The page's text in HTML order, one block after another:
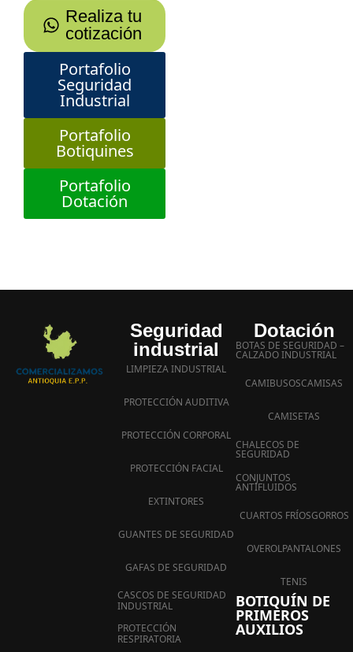
Realiza tu
cotización
Portafolio
Seguridad
Industrial
Portafolio
Botiquines
Portafolio
Dotación
Seguridad
industrial
LIMPIEZA INDUSTRIAL
PROTECCIÓN AUDITIVA
PROTECCIÓN CORPORAL
PROTECCIÓN FACIAL
EXTINTORES
GUANTES DE SEGURIDAD
GAFAS DE SEGURIDAD
CASCOS DE SEGURIDAD
INDUSTRIAL
PROTECCIÓN
RESPIRATORIA
Dotación
BOTAS DE SEGURIDAD –
CALZADO INDUSTRIAL
CAMIBUSOSCAMISAS
CAMISETAS
CHALECOS DE
SEGURIDAD
CONJUNTOS
ANTIFLUIDOS
CUARTOS FRÍOSGORROS
OVEROLPANTALONES
TENIS
BOTIQUÍN DE
PRIMEROS
AUXILIOS